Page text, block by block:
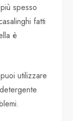
spesso
fatti
è
utilizzare